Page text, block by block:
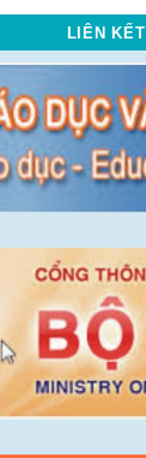
LIÊN KẾT